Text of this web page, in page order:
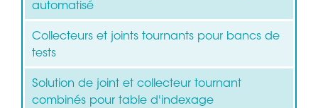
automatisé
Collecteurs et joints tournants pour bancs de
tests
Solution de joint et collecteur tournant
combinés pour table d'indexage